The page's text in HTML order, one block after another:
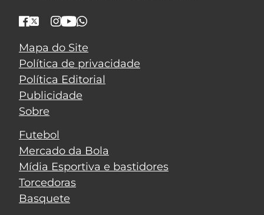
Mapa do Site
Política de privacidade
Política Editorial
Publicidade
Sobre
Futebol
Mercado da Bola
Mídia Esportiva e bastidores
Torcedoras
Basquete